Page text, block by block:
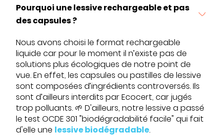
Pourquoi une lessive rechargeable et pas
des capsules ?
Nous avons choisi le format rechargeable
liquide car pour le moment il n’existe pas de
solutions plus écologiques de notre point de
vue. En effet, les capsules ou pastilles de lessive
sont composées d’ingrédients controversés. Ils
sont d’ailleurs interdits par Ecocert, car jugés
trop polluants. 🌱 D'ailleurs, notre lessive a passé
le test OCDE 301 "biodégradabilité facile" qui fait
d'elle une lessive biodégradable.